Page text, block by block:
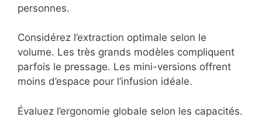
personnes.
Considérez l’extraction optimale selon le
volume. Les très grands modèles compliquent
parfois le pressage. Les mini-versions offrent
moins d’espace pour l’infusion idéale.
Évaluez l’ergonomie globale selon les capacités.